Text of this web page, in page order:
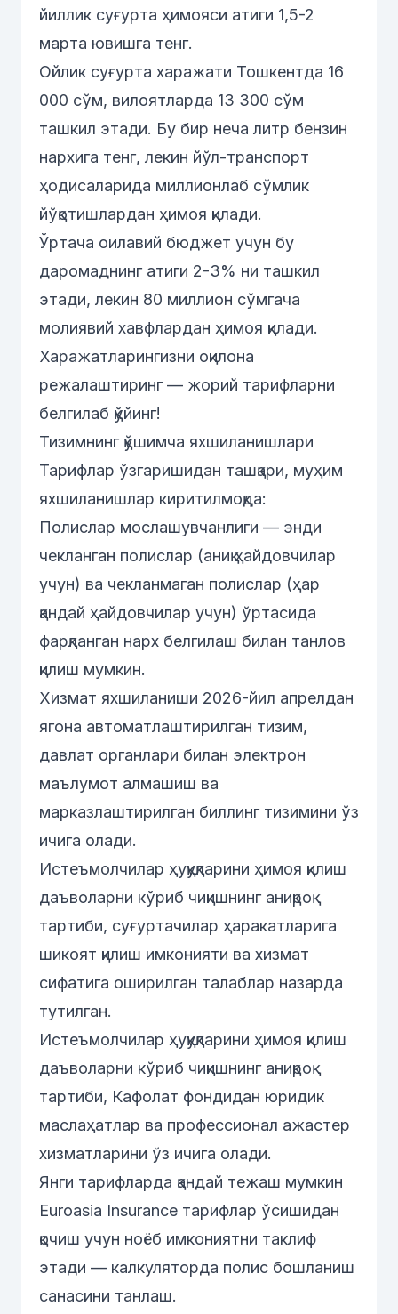
йиллик суғурта ҳимояси атиги 1,5-2
марта ювишга тенг.
Ойлик суғурта харажати Тошкентда 16
000 сўм, вилоятларда 13 300 сўм
ташкил этади. Бу бир неча литр бензин
нархига тенг, лекин йўл-транспорт
ҳодисаларида миллионлаб сўмлик
йўқотишлардан ҳимоя қилади.
Ўртача оилавий бюджет учун бу
даромаднинг атиги 2-3% ни ташкил
этади, лекин 80 миллион сўмгача
молиявий хавфлардан ҳимоя қилади.
Харажатларингизни оқилона
режалаштиринг — жорий тарифларни
белгилаб қўйинг!
Тизимнинг қўшимча яхшиланишлари
Тарифлар ўзгаришидан ташқари, муҳим
яхшиланишлар киритилмоқда:
Полислар мослашувчанлиги — энди
чекланган полислар (аниқ ҳайдовчилар
учун) ва чекланмаган полислар (ҳар
қандай ҳайдовчилар учун) ўртасида
фарқланган нарх белгилаш билан танлов
қилиш мумкин.
Хизмат яхшиланиши 2026-йил апрелдан
ягона автоматлаштирилган тизим,
давлат органлари билан электрон
маълумот алмашиш ва
марказлаштирилган биллинг тизимини ўз
ичига олади.
Истеъмолчилар ҳуқуқларини ҳимоя қилиш
даъволарни кўриб чиқишнинг аниқроқ
тартиби, суғуртачилар ҳаракатларига
шикоят қилиш имконияти ва хизмат
сифатига оширилган талаблар назарда
тутилган.
Истеъмолчилар ҳуқуқларини ҳимоя қилиш
даъволарни кўриб чиқишнинг аниқроқ
тартиби, Кафолат фондидан юридик
маслаҳатлар ва профессионал ажастер
хизматларини ўз ичига олади.
Янги тарифларда қандай тежаш мумкин
Euroasia Insurance тарифлар ўсишидан
қочиш учун ноёб имкониятни таклиф
этади — калкуляторда полис бошланиш
санасини танлаш.